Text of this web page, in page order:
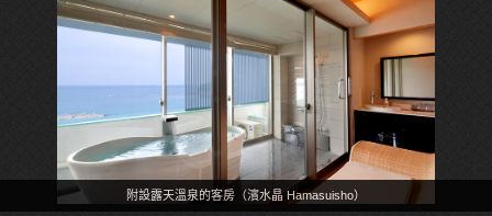
附設露天溫泉的客房（濱水晶 Hamasuisho）